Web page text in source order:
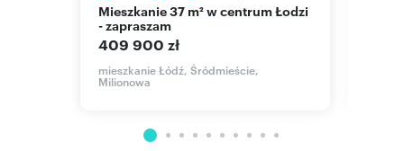
Mieszkanie 37 m² w centrum Łodzi
- zapraszam
409 900 zł
mieszkanie Łódź, Śródmieście,
Milionowa